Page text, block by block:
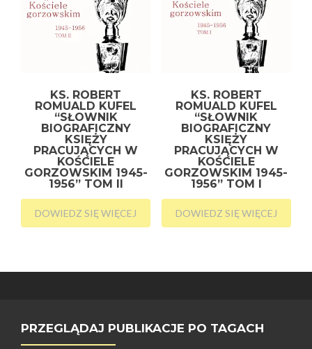
KS. ROBERT
ROMUALD KUFEL
“SŁOWNIK
BIOGRAFICZNY
KSIĘŻY
PRACUJĄCYCH W
KOŚCIELE
GORZOWSKIM 1945-
1956” TOM II
DOWIEDZ SIĘ WIĘCEJ
KS. ROBERT
ROMUALD KUFEL
“SŁOWNIK
BIOGRAFICZNY
KSIĘŻY
PRACUJĄCYCH W
KOŚCIELE
GORZOWSKIM 1945-
1956” TOM I
DOWIEDZ SIĘ WIĘCEJ
PRZEGLĄDAJ PUBLIKACJE PO TAGACH